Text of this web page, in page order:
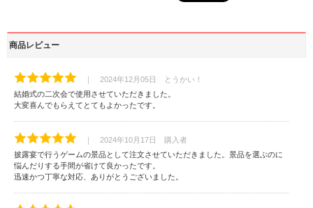
商品レビュー
｜ 2024年12月05日 とうかい！
結婚式の二次会で使用させていただきました。
大変喜んでもらえてとてもよかったです。
｜ 2024年10月17日 購入者
披露宴で行うゲームの景品として注文させていただきました。景品を選ぶのに
悩んだりする手間が省けて良かったです。
迅速かつ丁寧な対応、ありがとうございました。